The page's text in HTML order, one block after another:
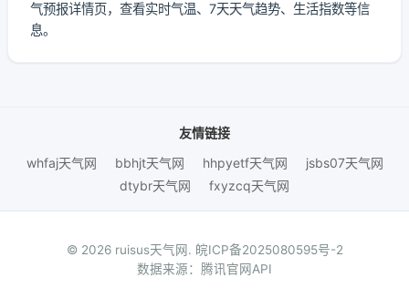
气预报详情页，查看实时气温、7天天气趋势、生活指数等信
息。
友情链接
whfaj天气网
bbhjt天气网 hhpyetf天气网
jsbs07天气网
dtybr天气网
fxyzcq天气网
© 2026 ruisus天气网. 皖ICP备2025080595号-2
数据来源：腾讯官网API